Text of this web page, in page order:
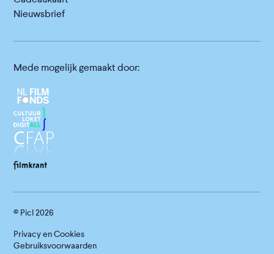
Nieuwsbrief
Mede mogelijk gemaakt door:
© Picl2026
Privacy en Cookies
Gebruiksvoorwaarden